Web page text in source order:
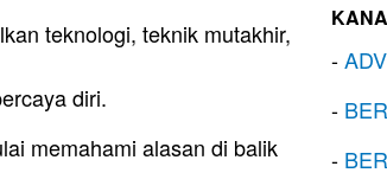
teknologi, teknik mutakhir,
diri.
memahami alasan di balik
-
-
-